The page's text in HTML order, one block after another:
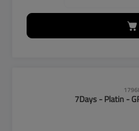
7Days - Platin -